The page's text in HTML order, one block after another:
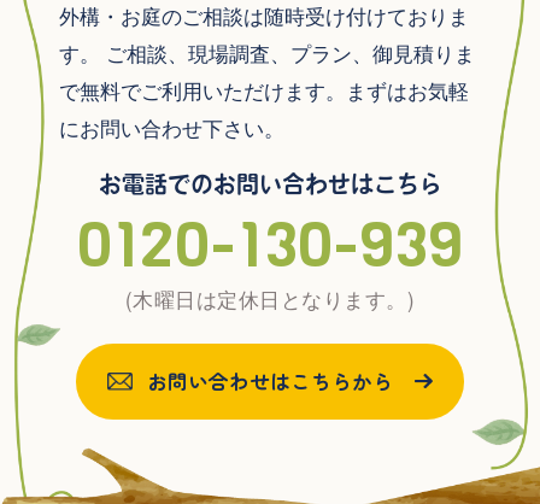
外構・お庭のご相談は随時受け付けておりま
す。
ご相談、現場調査、プラン、御見積りま
で無料でご利用いただけます。まずはお気軽
にお問い合わせ下さい。
お電話でのお問い合わせはこちら
0120-130-939
(木曜日は定休日となります。)
お問い合わせはこちらから